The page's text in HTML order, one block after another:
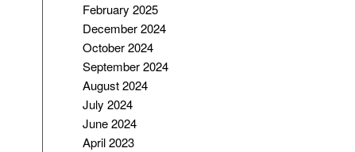
February 2025
December 2024
October 2024
September 2024
August 2024
July 2024
June 2024
April 2023